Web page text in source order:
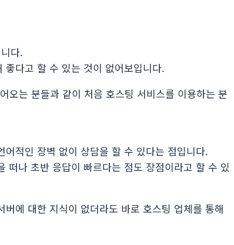
다.
다고 할 수 있는 것이 없어보입니다.
오는 분들과 같이 처음 호스팅 서비스를 이용하는 분
적인 장벽 없이 상담을 할 수 있다는 점입니다.
떠나 초반 응답이 빠르다는 점도 장점이라고 할 수 있
에 대한 지식이 없더라도 바로 호스팅 업체를 통해